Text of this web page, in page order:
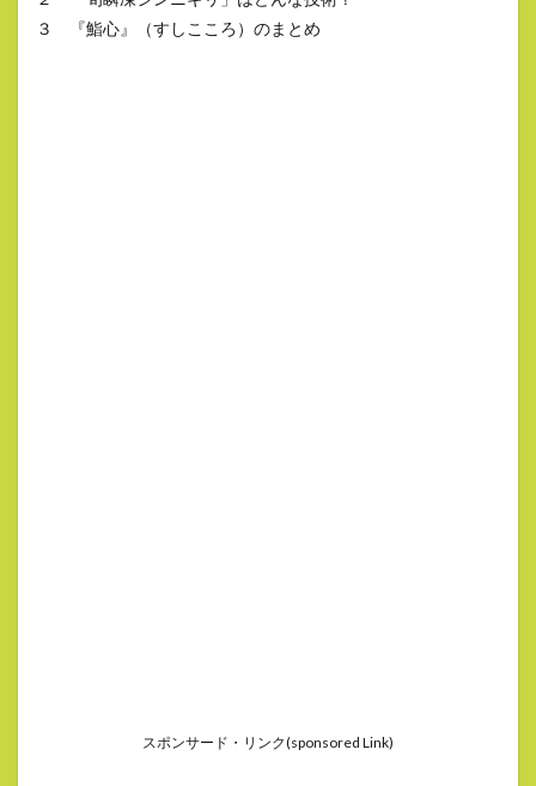
３ 『鮨心』（すしこころ）のまとめ
スポンサード・リンク(sponsored Link)